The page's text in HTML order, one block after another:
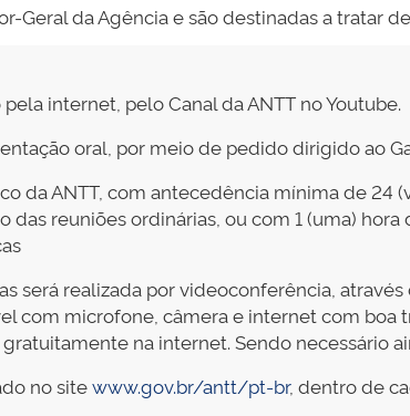
Geral da Agência e são destinadas a tratar
internet, pelo Canal da ANTT no Youtube.
oral, por meio de pedido dirigido ao
da ANTT, com antecedência mínima de 24
reuniões ordinárias, ou com 1 (uma)
será realizada por videoconferência,
com microfone, câmera e internet com boa
na internet. Sendo necessário
no sitewww.gov.br/antt/pt-br, dentro de